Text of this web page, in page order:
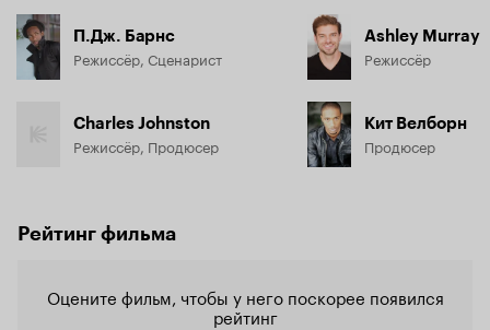
П.Дж. Барнс
Режиссёр, Сценарист
Charles Johnston
Режиссёр, Продюсер
Ashley Murray
Режиссёр
Кит Велборн
Продюсер
Рейтинг фильма
Оцените фильм, чтобы у него поскорее появился
рейтинг